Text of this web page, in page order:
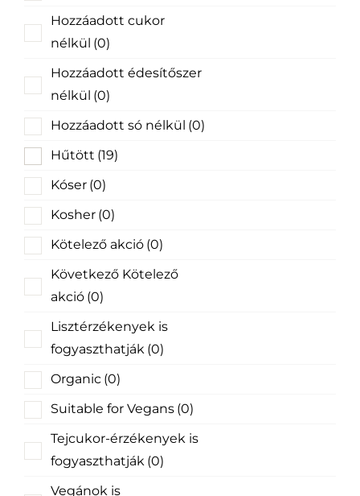
Hozzáadott cukor
nélkül (0)
Hozzáadott édesítőszer
nélkül (0)
Hozzáadott só nélkül (0)
Hűtött (19)
Kóser (0)
Kosher (0)
Kötelező akció (0)
Következő Kötelező
akció (0)
Lisztérzékenyek is
fogyaszthatják (0)
Organic (0)
Suitable for Vegans (0)
Tejcukor-érzékenyek is
fogyaszthatják (0)
Vegánok is